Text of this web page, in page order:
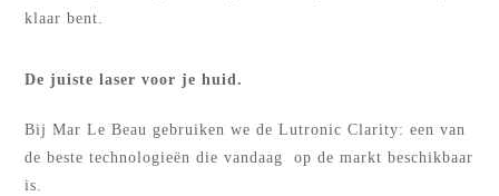
klaar bent.
De juiste laser voor je huid.
Bij Mar Le Beau gebruiken we de Lutronic Clarity: een van
de beste technologieën die vandaag op de markt beschikbaar
is.